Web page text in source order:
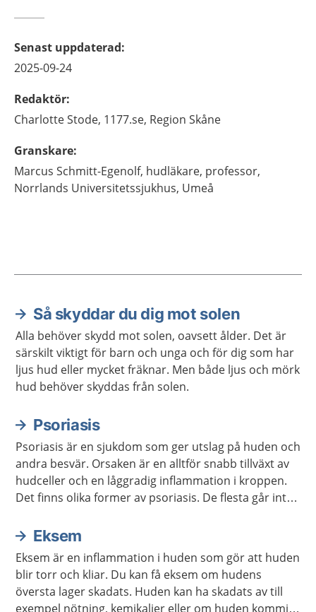
Senast uppdaterad:
2025-09-24
Redaktör:
CharlotteStode, 1177.se, Region Skåne
Granskare:
Marcus Schmitt-Egenolf, hudläkare, professor,
Norrlands Universitetssjukhus, Umeå
Aktuella artiklar
Så skyddar du dig mot solen
Alla behöver skydd mot solen, oavsett ålder. Det är
särskilt viktigt för barn och unga och för dig som har
ljus hud eller mycket fräknar. Men både ljus och mörk
hud behöver skyddas från solen.
Psoriasis
Psoriasis är en sjukdom som ger utslag på huden och
andra besvär. Orsaken är en alltför snabb tillväxt av
hudceller och en låggradig inflammation i kroppen.
Det finns olika former av psoriasis. De flesta går inte
behandlingar och lämpliga levnadsvanor.
Eksem
Eksem är en inflammation i huden som gör att huden
blir torr och kliar. Du kan få eksem om hudens
översta lager skadats. Huden kan ha skadats av till
exempel nötning, kemikalier eller om huden kommit i